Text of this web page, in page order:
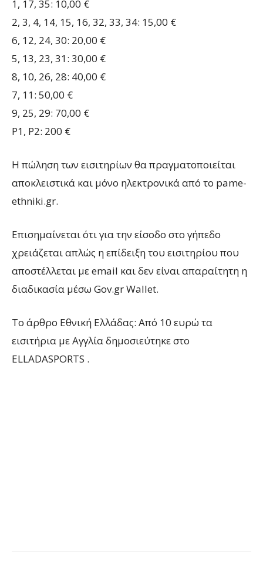
1, 17, 35: 10,00 €
2, 3, 4, 14, 15, 16, 32, 33, 34: 15,00 €
6, 12, 24, 30: 20,00 €
5, 13, 23, 31: 30,00 €
8, 10, 26, 28: 40,00 €
7, 11: 50,00 €
9, 25, 29: 70,00 €
P1, P2: 200 €
Η πώληση των εισιτηρίων θα πραγματοποιείται
αποκλειστικά και μόνο ηλεκτρονικά από το pame-
ethniki.gr.
Επισημαίνεται ότι για την είσοδο στο γήπεδο
χρειάζεται απλώς η επίδειξη του εισιτηρίου που
αποστέλλεται με email και δεν είναι απαραίτητη η
διαδικασία μέσω Gov.gr Wallet.
To άρθρο Εθνική Ελλάδας: Από 10 ευρώ τα
εισιτήρια με Αγγλία δημοσιεύτηκε στο
ELLADASPORTS .